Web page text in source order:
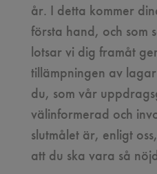
år. I detta kommer
första hand, och som
lotsar vi dig framåt
tillämpningen av
du, som vår
välinformerad och
slutmålet är, enligt
att du ska vara så